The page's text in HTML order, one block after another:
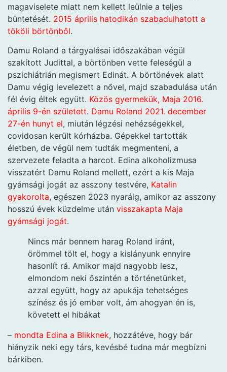
magaviselete miatt nem kellett leülnie a teljes
büntetését. 2015 április hatodikán szabadulhatott a
tököli börtönből.
Damu Roland a tárgyalásai időszakában végül
szakított Judittal, a börtönben vette feleségül a
pszichiátrián megismert Edinát. A börtönévek alatt
Damu végig levelezett a nővel, majd szabadulása után
fél évig éltek együtt. Közös gyermekük, Maja 2016.
április 9-én született. Damu Roland 2021. december
27-én hunyt el, miután légzési nehézségekkel,
covidosan került kórházba. Gépekkel tartották
életben, de végül nem tudták megmenteni, a
szervezete feladta a harcot. Edina alkoholizmusa
visszatért Damu Roland mellett, ezért a kis Maja
gyámsági jogát az asszony testvére, Katalin
gyakorolta, egészen 2023 nyaráig, amikor az asszony
hosszú évek küzdelme után visszakapta Maja
gyámsági jogát.
Nincs már bennem harag Roland iránt,
örömmel tölt el, hogy a kislányunk ennyire
hasonlít rá. Amikor majd nagyobb lesz,
elmondom neki őszintén a történetünket,
azzal együtt, hogy az apukája tehetséges
színész és jó ember volt, ám ahogyan én is,
követett el hibákat
– mondta Edina a Blikknek, hozzátéve, hogy bár
hiányzik neki egy társ, kevésbé tudna már megbízni
bárkiben.